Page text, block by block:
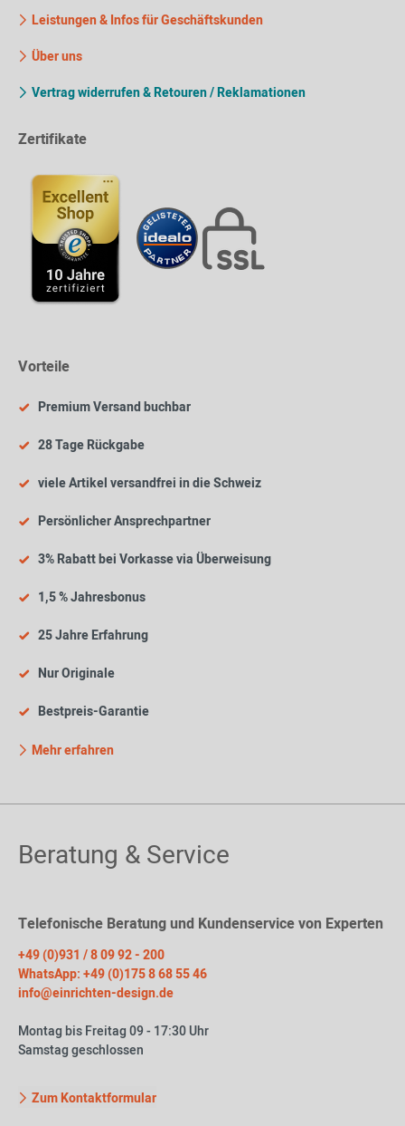
Leistungen & Infos für Geschäftskunden
Über uns
Vertrag widerrufen & Retouren / Reklamationen
Zertifikate
Vorteile
Premium Versand buchbar
28 Tage Rückgabe
viele Artikel versandfrei in die Schweiz
Persönlicher Ansprechpartner
3% Rabatt bei Vorkasse via Überweisung
1,5 % Jahresbonus
25 Jahre Erfahrung
Nur Originale
Bestpreis-Garantie
Mehr erfahren
Beratung & Service
Telefonische Beratung und Kundenservice von Experten
+49 (0)931 / 8 09 92 - 200
WhatsApp: +49 (0)175 8 68 55 46
info@einrichten-design.de
Montag bis Freitag 09 - 17:30 Uhr
Samstag geschlossen
Zum Kontaktformular